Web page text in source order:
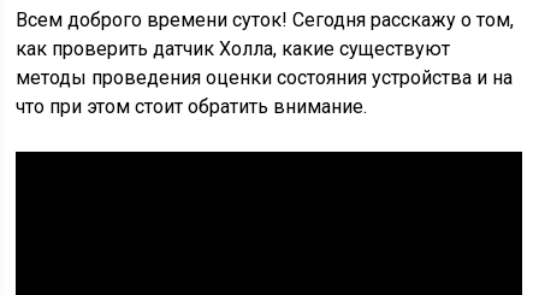
Всем доброго времени суток! Сегодня расскажу о том,
как проверить датчик Холла, какие существуют
методы проведения оценки состояния устройства и на
что при этом стоит обратить внимание.